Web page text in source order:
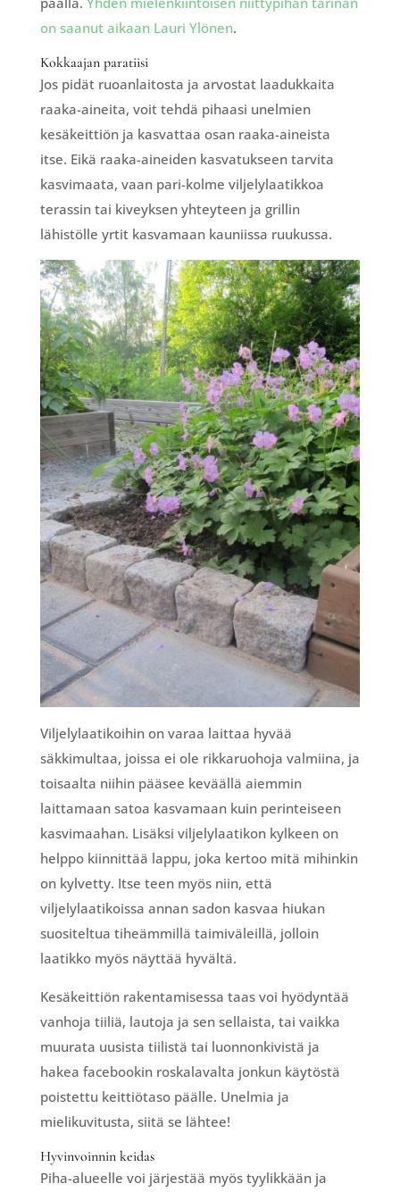
on saanut aikaan Lauri Ylönen.
Kokkaajan paratiisi
Jos pidät ruoanlaitosta ja arvostat laadukkaita
raaka-aineita, voit tehdä pihaasi unelmien
kesäkeittiön ja kasvattaa osan raaka-aineista
itse. Eikä raaka-aineiden kasvatukseen tarvita
kasvimaata, vaan pari-kolme viljelylaatikkoa
terassin tai kiveyksen yhteyteen ja grillin
lähistölle yrtit kasvamaan kauniissa ruukussa.
Viljelylaatikoihin on varaa laittaa hyvää
säkkimultaa, joissa ei ole rikkaruohoja valmiina, ja
toisaalta niihin pääsee keväällä aiemmin
laittamaan satoa kasvamaan kuin perinteiseen
kasvimaahan. Lisäksi viljelylaatikon kylkeen on
helppo kiinnittää lappu, joka kertoo mitä mihinkin
on kylvetty. Itse teen myös niin, että
viljelylaatikoissa annan sadon kasvaa hiukan
suositeltua tiheämmillä taimiväleillä, jolloin
laatikko myös näyttää hyvältä.
Kesäkeittiön rakentamisessa taas voi hyödyntää
vanhoja tiiliä, lautoja ja sen sellaista, tai vaikka
muurata uusista tiilistä tai luonnonkivistä ja
hakea facebookin roskalavalta jonkun käytöstä
poistettu keittiötaso päälle. Unelmia ja
mielikuvitusta, siitä se lähtee!
Hyvinvoinnin keidas
Piha-alueelle voi järjestää myös tyylikkään ja